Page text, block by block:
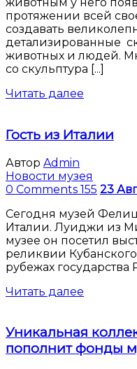
протяжении всей
создавать
детализированные
животных и людей.
со скульптура [...]
Читать далее
Гость из Италии
Автор Admin
Новости музея
0 Comments 155 23 Авг
Сегодня музей
Италии. Луиджи из
музее он посетил
реликвии
рубежах государства
Читать далее
Уникальная
пополнит фонды